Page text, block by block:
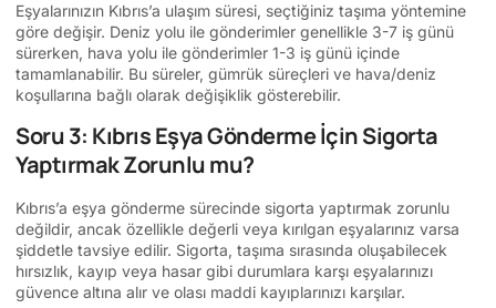
Eşyalarınızın Kıbrıs’a ulaşım süresi, seçtiğiniz taşıma yöntemine
göre değişir. Deniz yolu ile gönderimler genellikle 3-7 iş günü
sürerken, hava yolu ile gönderimler 1-3 iş günü içinde
tamamlanabilir. Bu süreler, gümrük süreçleri ve hava/deniz
koşullarına bağlı olarak değişiklik gösterebilir.
Soru 3: Kıbrıs Eşya Gönderme İçin Sigorta
Yaptırmak Zorunlu mu?
Kıbrıs’a eşya gönderme sürecinde sigorta yaptırmak zorunlu
değildir, ancak özellikle değerli veya kırılgan eşyalarınız varsa
şiddetle tavsiye edilir. Sigorta, taşıma sırasında oluşabilecek
hırsızlık, kayıp veya hasar gibi durumlara karşı eşyalarınızı
güvence altına alır ve olası maddi kayıplarınızı karşılar.